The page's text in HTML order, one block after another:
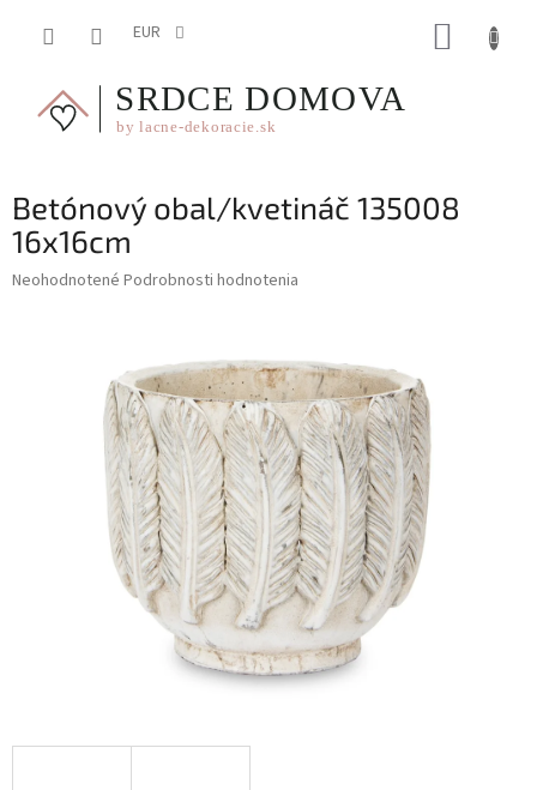
EUR
Betónový obal/kvetináč 135008
16x16cm
Priemerné
Neohodnotené Podrobnosti hodnotenia